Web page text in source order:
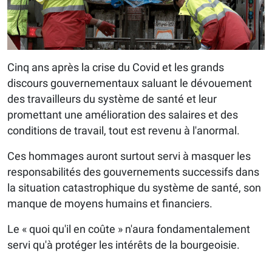
Cinq ans après la crise du Covid et les grands
discours gouvernementaux saluant le dévouement
des travailleurs du système de santé et leur
promettant une amélioration des salaires et des
conditions de travail, tout est revenu à l'anormal.
Ces hommages auront surtout servi à masquer les
responsabilités des gouvernements successifs dans
la situation catastrophique du système de santé, son
manque de moyens humains et financiers.
Le « quoi qu'il en coûte » n'aura fondamentalement
servi qu'à protéger les intérêts de la bourgeoisie.